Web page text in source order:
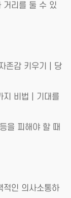
거리를 둘 수 있
존감 키우기 | 당
지 비법 | 기대를
을 피해야 할 때
적인 의사소통하